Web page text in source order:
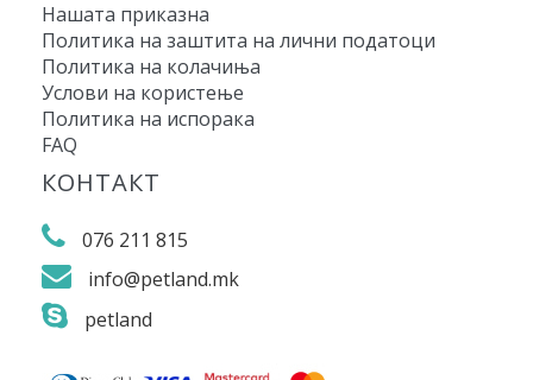
Нашата приказна
Политика на заштита на лични податоци
Политика на колачиња
Услови на користење
Политика на испорака
FAQ
КОНТАКТ
076 211 815
info@petland.mk
petland